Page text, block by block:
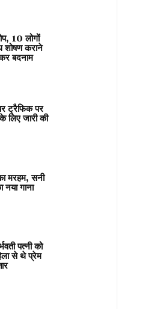
10 लोगों
शोषण कराने
बदनाम
ट्रैफिक पर
लिए जारी की
मरहम, सनी
गाना
पत्नी को
से थे प्रेम